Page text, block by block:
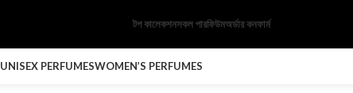
টপ কালেকশনসকল পারফিউমঅর্ডার কনফার্ম
UNISEX PERFUMESWOMEN’S PERFUMES